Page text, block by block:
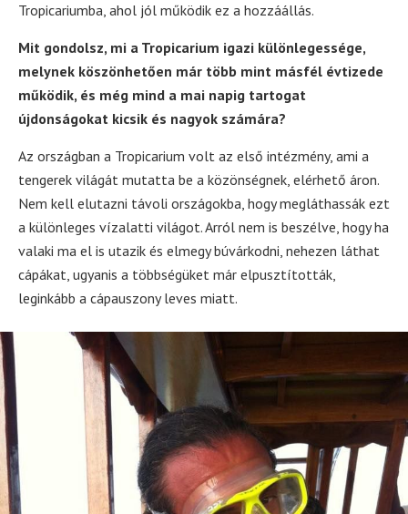
Tropicariumba, ahol jól működik ez a hozzáállás.
Mit gondolsz, mi a Tropicarium igazi különlegessége,
melynek köszönhetően már több mint másfél évtizede
működik, és még mind a mai napig tartogat
újdonságokat kicsik és nagyok számára?
Az országban a Tropicarium volt az első intézmény, ami a
tengerek világát mutatta be a közönségnek, elérhető áron.
Nem kell elutazni távoli országokba, hogy megláthassák ezt
a különleges vízalatti világot. Arról nem is beszélve, hogy ha
valaki ma el is utazik és elmegy búvárkodni, nehezen láthat
cápákat, ugyanis a többségüket már elpusztították,
leginkább a cápauszony leves miatt.